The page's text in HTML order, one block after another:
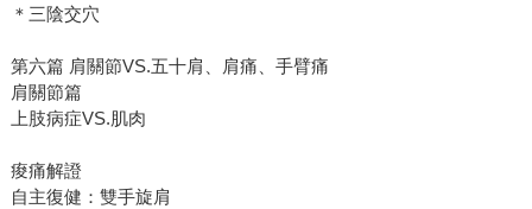
＊三陰交穴
第六篇 肩關節VS.五十肩、肩痛、手臂痛
肩關節篇
上肢病症VS.肌肉
痠痛解證
自主復健：雙手旋肩